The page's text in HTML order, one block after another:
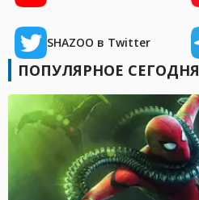
SHAZOO в Twitter
ПОПУЛЯРНОЕ СЕГОДНЯ